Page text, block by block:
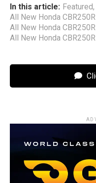
In this article: Featured,
All New Honda
All New Honda
All New Honda